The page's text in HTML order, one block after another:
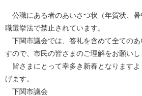
公職にある者のあいさつ状（年賀状、
職選挙法で禁止されています。
下関市議会では、答礼を含めて全てのあ
すので、市民の皆さまのご理解をお願いし
皆さまにとって幸多き新春となりますよ
げます。
下関市議会